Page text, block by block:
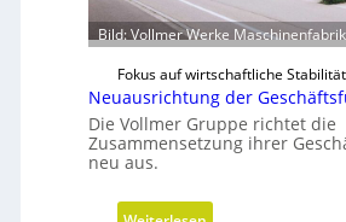
Bild: Vollmer Werke
Fokus auf wirtschaftliche Stabilität
Neuausrichtung der
Die Vollmer Gruppe richtet die
Zusammensetzung ihrer
neu aus.